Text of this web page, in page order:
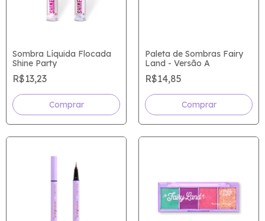
Sombra Líquida Flocada
Shine Party
R$13,23
Comprar
Paleta de Sombras Fairy
Land - Versão A
R$14,85